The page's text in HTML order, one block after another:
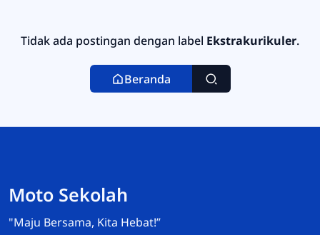
Tidak ada postingan dengan label Ekstrakurikuler.
Beranda
Moto Sekolah
"Maju Bersama, Kita Hebat!”